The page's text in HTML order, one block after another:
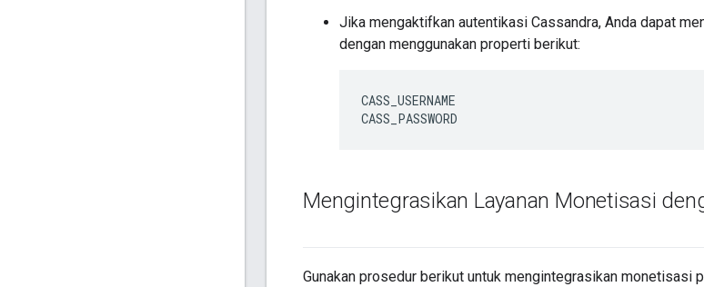
Jika mengaktifkan autentikasi Cassandra, Anda dapat
dengan menggunakan properti berikut:
CASS_USERNAME
CASS_PASSWORD
Mengintegrasikan Layanan Monetisasi
Gunakan prosedur berikut untuk mengintegrasikan monetisasi